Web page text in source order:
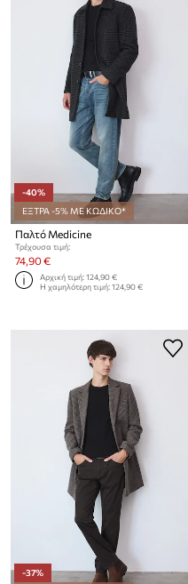
-40%
ΕΞΤΡΑ -5% ΜΕ ΚΩΔΙΚΟ*
Παλτό Medicine
Τρέχουσα τιμή:
74,90 €
Αρχική τιμή:124,90 €
Η χαμηλότερη τιμή:124,90 €
-37%